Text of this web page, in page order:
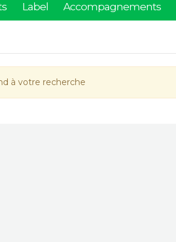
Label Accompagnements
à votre recherche